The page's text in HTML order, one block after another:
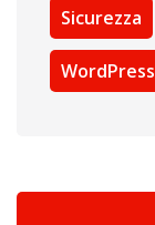
Sicurezza
WordPress